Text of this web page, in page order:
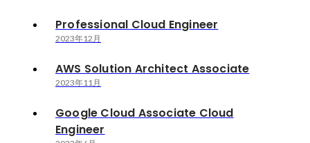
Professional Cloud Engineer
2023年12月
AWS Solution Architect Associate
2023年11月
Google Cloud Associate Cloud
Engineer